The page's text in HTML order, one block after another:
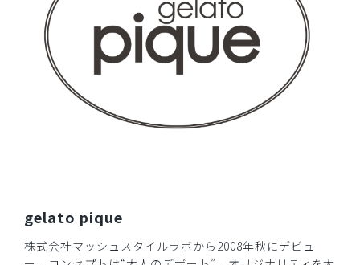
商品：
633ジェラート ピケ&クラシコ 白衣:フォーライ
ンスリーブワンピース/ピンク/L
役に立った
​1 ​2
gelato pique
株式会社マッシュスタイルラボから2008年秋にデビュ